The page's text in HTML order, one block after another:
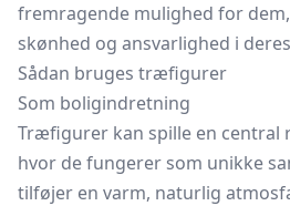
fremragende mulighed for
skønhed og ansvarlighed i
Sådan bruges træfigurer
Som boligindretning
Træfigurer kan spille en central
hvor de fungerer som unikke
tilføjer en varm, naturlig